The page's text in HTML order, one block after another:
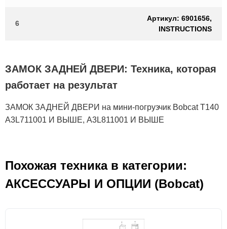
6
Артикул: 6901656,
INSTRUCTIONS
ЗАМОК ЗАДНЕЙ ДВЕРИ: Техника, которая
работает на результат
ЗАМОК ЗАДНЕЙ ДВЕРИ на мини-погрузчик Bobcat T140
A3L711001 И ВЫШЕ, A3L811001 И ВЫШЕ
Похожая техника в категории:
АКСЕСCУАРЫ И ОПЦИИ (Bobcat)